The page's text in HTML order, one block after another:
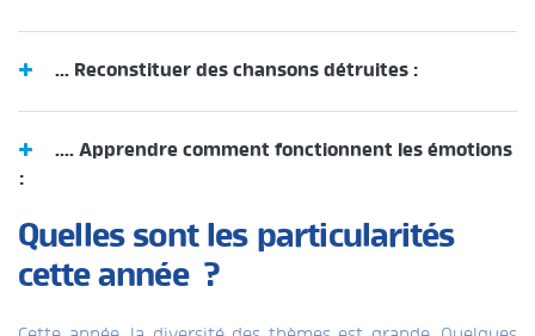
... Reconstituer des chansons détruites :
:
Quelles sont les particularités
cette année ?